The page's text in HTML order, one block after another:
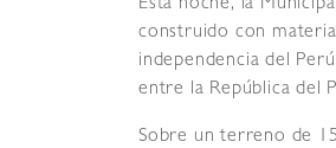
Esta noche, la
construido con
independencia del
entre la República del
Sobre un terreno de